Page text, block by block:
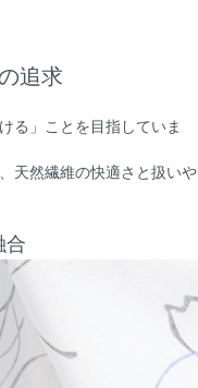
追求
る」ことを目指していま
天然繊維の快適さと扱いや
合